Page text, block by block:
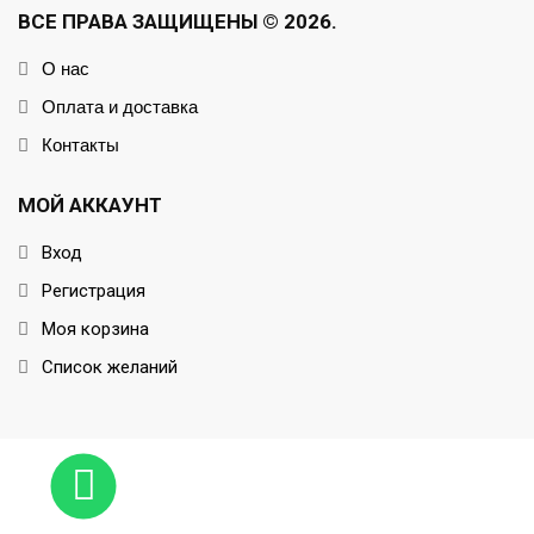
ВСЕ ПРАВА ЗАЩИЩЕНЫ © 2026.
О нас
Оплата и доставка
Контакты
МОЙ АККАУНТ
Вход
Регистрация
Моя корзина
Список желаний